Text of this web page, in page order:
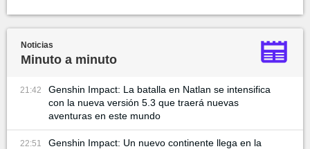
Noticias
Minuto a minuto
21:42
Genshin Impact: La batalla en Natlan se intensifica
con la nueva versión 5.3 que traerá nuevas
aventuras en este mundo
22:51
Genshin Impact: Un nuevo continente llega en la